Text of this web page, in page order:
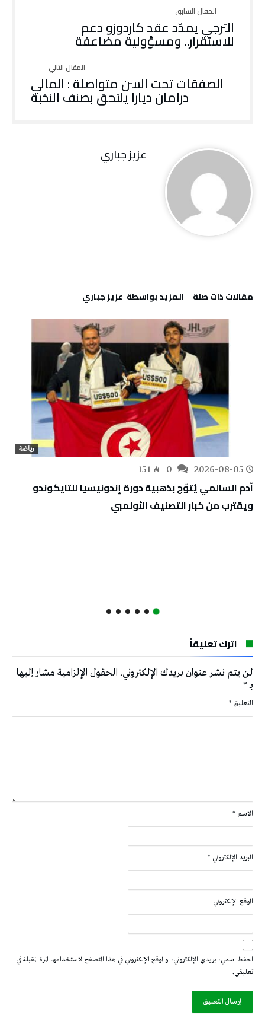
الترجي يمدّد عقد كاردوزو دعم
للاستقرار.. ومسؤولية مضاعفة
الصفقات تحت السن متواصلة : المالي
درامان ديارا يلتحق بصنف النخبة
عزيز جباري
‫مقالات ذات صلة‬ ‫‫المزيد بواسطة‬ ‬ عزيز جباري
رياضة
2026-08-05
151
آدم السالمي يُتوّج بذهبية دورة إندونيسيا للتايكوندو
ويقترب من كبار التصنيف الأولمبي
اترك تعليقاً
لن يتم نشر عنوان بريدك الإلكتروني. الحقول الإلزامية مشار إليها
بـ*
التعليق *
الاسم *
البريد الإلكتروني *
الموقع الإلكتروني
احفظ اسمي، بريدي الإلكتروني، والموقع الإلكتروني في هذا المتصفح لاستخدامها المرة المقبلة في
تعليقي.